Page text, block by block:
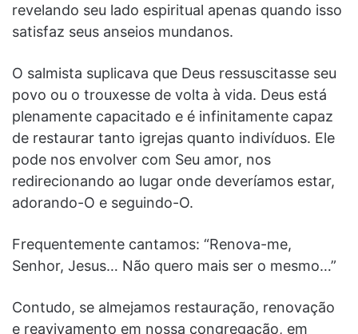
revelando seu lado espiritual apenas quando isso
satisfaz seus anseios mundanos.
O salmista suplicava que Deus ressuscitasse seu
povo ou o trouxesse de volta à vida. Deus está
plenamente capacitado e é infinitamente capaz
de restaurar tanto igrejas quanto indivíduos. Ele
pode nos envolver com Seu amor, nos
redirecionando ao lugar onde deveríamos estar,
adorando-O e seguindo-O.
Frequentemente cantamos: “Renova-me,
Senhor, Jesus… Não quero mais ser o mesmo…”
Contudo, se almejamos restauração, renovação
e reavivamento em nossa congregação, em